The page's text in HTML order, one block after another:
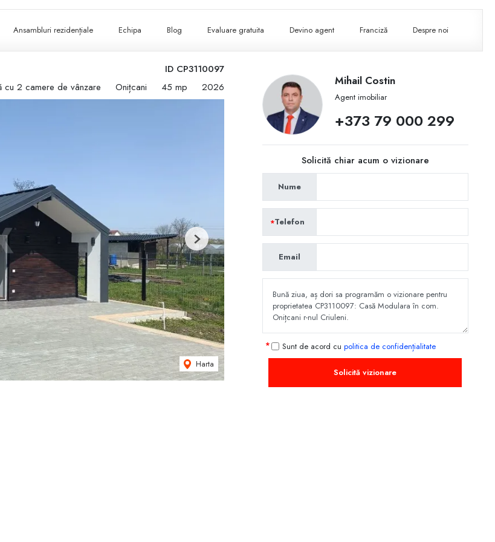
Ansambluri rezidențiale Echipa Blog Evaluare gratuita Devino agent Franciză Despre noi
ID CP3110097
cu 2 camere de vânzare Onițcani 45 mp 2026
Harta
Next
Mihail Costin
Agent imobiliar
+373 79 000 299
Solicită chiar acum o vizionare
Nume
Telefon
Email
Sunt de acord cu politica de confidențialitate
Solicită vizionare